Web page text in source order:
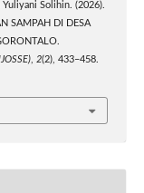
Solihin. (2026).
SAMPAH DI DESA
, 2(2), 433–458.